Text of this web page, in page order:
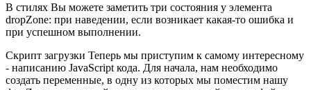
В стилях Вы можете заметить три состояния у элемента
dropZone: при наведении, если возникает какая-то ошибка и
при успешном выполнении.
Скрипт загрузки Теперь мы приступим к самому интересному
- написанию JavaScript кода. Для начала, нам необходимо
создать переменные, в одну из которых мы поместим нашу